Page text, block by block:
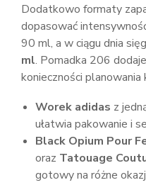
Dodatkowo formaty
dopasować
90 ml, a w ciągu dnia
ml. Pomadka 206
konieczności planowania
Worek adidas z
ułatwia pakowanie i
Black Opium Pour
oraz Tatouage
gotowy na różne